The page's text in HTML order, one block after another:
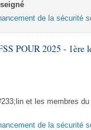
de la sécurité
POUR 2025 - 1ère
et les membres
de la sécurité